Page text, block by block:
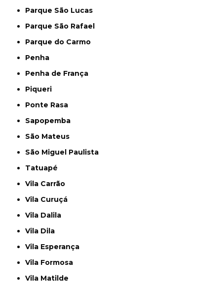
Parque São Lucas
Parque São Rafael
Parque do Carmo
Penha
Penha de França
Piqueri
Ponte Rasa
Sapopemba
São Mateus
São Miguel Paulista
Tatuapé
Vila Carrão
Vila Curuçá
Vila Dalila
Vila Dila
Vila Esperança
Vila Formosa
Vila Matilde